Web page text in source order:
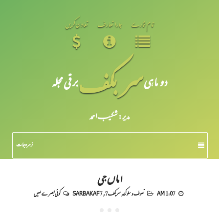
تمام شمارے ہمارا تعارف تعاون کریں
دو ماہیسر بکفبرقی مجلہ
مدیر: شکیبـ احمد
زمرہ جات
اماں جی
1:07 AM تصوف و سلوک,سربکف7 ,
SARBAKAF 7 کوئی تبصرے نہیں